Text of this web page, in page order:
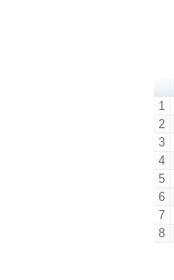
1
2
3
4
5
6
7
8